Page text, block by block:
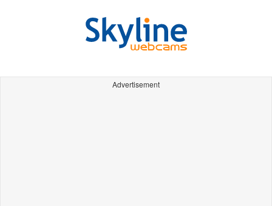
Advertisement